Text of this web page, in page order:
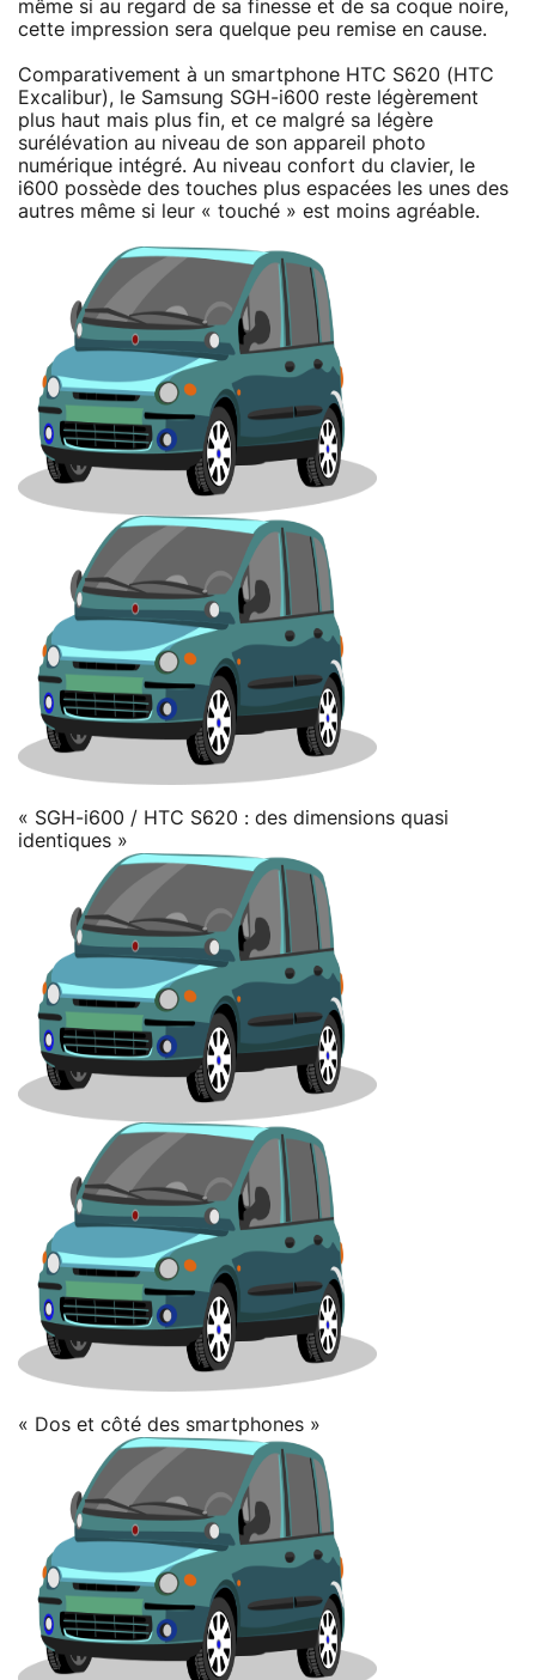
même si au regard de sa finesse et de sa coque noire,
cette impression sera quelque peu remise en cause.
Comparativement à un smartphone HTC S620 (HTC
Excalibur), le Samsung SGH-i600 reste légèrement
plus haut mais plus fin, et ce malgré sa légère
surélévation au niveau de son appareil photo
numérique intégré. Au niveau confort du clavier, le
i600 possède des touches plus espacées les unes des
autres même si leur « touché » est moins agréable.
« SGH-i600 / HTC S620 : des dimensions quasi
identiques »
« Dos et côté des smartphones »